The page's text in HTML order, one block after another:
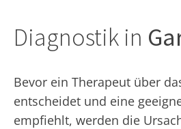
Diagnostik in
Bevor ein Therapeut über
entscheidet und eine
empfiehlt, werden die